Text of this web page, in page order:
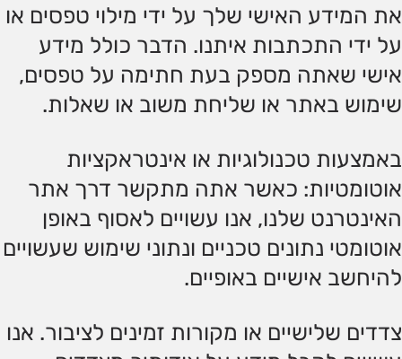
את המידע האישי שלך על ידי מילוי טפסים או
על ידי התכתבות איתנו. הדבר כולל מידע
אישי שאתה מספק בעת חתימה על טפסים,
שימוש באתר או שליחת משוב או שאלות.
באמצעות טכנולוגיות או אינטראקציות
אוטומטיות: כאשר אתה מתקשר דרך אתר
האינטרנט שלנו, אנו עשויים לאסוף באופן
אוטומטי נתונים טכניים ונתוני שימוש שעשויים
להיחשב אישיים באופיים.
צדדים שלישיים או מקורות זמינים לציבור. אנו